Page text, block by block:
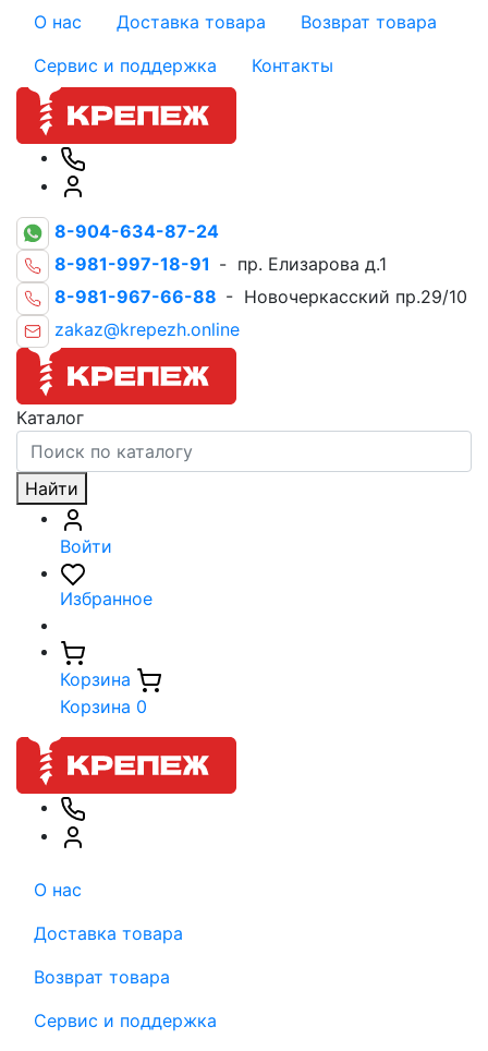
О нас Доставка товара
Возврат товара
Сервис и поддержка
Контакты
8-904-634-87-24
8-981-997-18-91 - пр. Елизарова д.1
8-981-967-66-88 - Новочеркасский пр.29/10
zakaz@krepezh.online
Каталог
Найти
Войти
Избранное
Корзина
Корзина 0
О нас
Доставка товара
Возврат товара
Сервис и поддержка